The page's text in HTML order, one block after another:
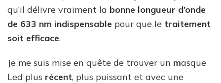
qu’il délivre vraiment la bonne longueur d’onde
de 633 nm indispensable pour que le traitement
soit efficace.
Je me suis mise en quête de trouver un masque
Led plus récent, plus puissant et avec une